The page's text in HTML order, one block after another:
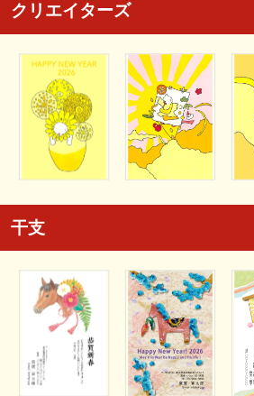
クリエイターズ
干支